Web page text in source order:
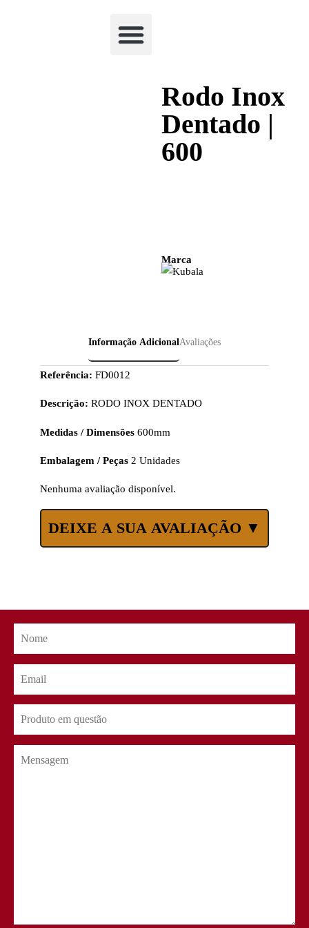
Rodo Inox
Dentado |
600
Marca
Informação Adicional Avaliações
Referência: FD0012
Descrição: RODO INOX DENTADO
Medidas / Dimensões 600mm
Embalagem / Peças 2 Unidades
Nenhuma avaliação disponível.
DEIXE A SUA AVALIAÇÃO ▼